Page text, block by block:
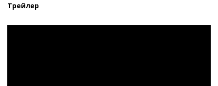
Трейлер